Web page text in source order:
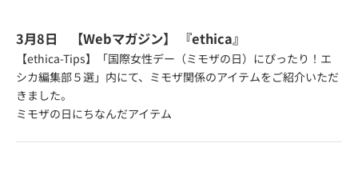
3月8日 【Webマガジン】 『ethica』
【ethica-Tips】「国際女性デー（ミモザの日）にぴったり！エ
シカ編集部５選」内にて、ミモザ関係のアイテムをご紹介いただ
きました。
ミモザの日にちなんだアイテム